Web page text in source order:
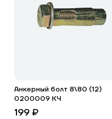
Анкерный болт 8\80 (12)
0200009 КЧ
199 ₽